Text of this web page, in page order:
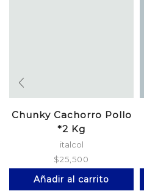
Chunky Cachorro Pollo
*2 Kg
italcol
$25,500
Añadir al carrito